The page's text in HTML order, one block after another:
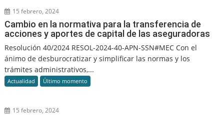
15 febrero, 2024
Cambio en la normativa para la transferencia de
acciones y aportes de capital de las aseguradoras
Resolución 40/2024 RESOL-2024-40-APN-SSN#MEC Con el
ánimo de desburocratizar y simplificar las normas y los
trámites administrativos,...
Actualidad Último momento
15 febrero, 2024